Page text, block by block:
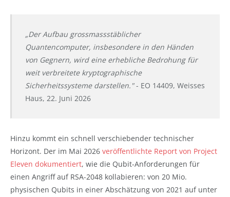
„Der Aufbau grossmassstäblicher
Quantencomputer, insbesondere in den Händen
von Gegnern, wird eine erhebliche Bedrohung für
weit verbreitete kryptographische
Sicherheitssysteme darstellen."- EO 14409, Weisses
Haus, 22. Juni 2026
Hinzu kommt ein schnell verschiebender technischer
Horizont. Der im Mai 2026 veröffentlichte Report von Project
Eleven dokumentiert, wie die Qubit-Anforderungen für
einen Angriff auf RSA-2048 kollabieren: von 20 Mio.
physischen Qubits in einer Abschätzung von 2021 auf unter